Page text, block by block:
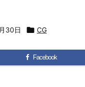
30日  CG
Facebook